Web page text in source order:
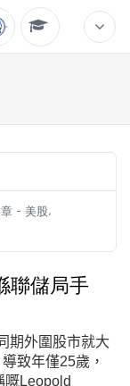
- 美股,
聯儲局手
期外圍股市就大
致年僅25歲，
嘅Leopold